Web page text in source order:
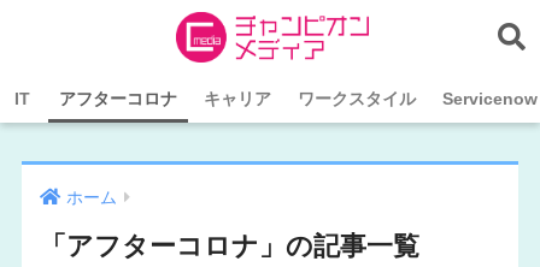
IT アフターコロナ キャリア ワークスタイル Servicenow
ホーム
「アフターコロナ」の記事一覧